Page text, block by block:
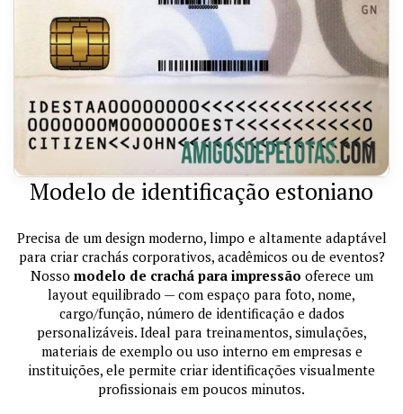
Modelo de identificação estoniano
Precisa de um design moderno, limpo e altamente adaptável
para criar crachás corporativos, acadêmicos ou de eventos?
Nosso modelo de crachá para impressão oferece um
layout equilibrado — com espaço para foto, nome,
cargo/função, número de identificação e dados
personalizáveis. Ideal para treinamentos, simulações,
materiais de exemplo ou uso interno em empresas e
instituições, ele permite criar identificações visualmente
profissionais em poucos minutos.